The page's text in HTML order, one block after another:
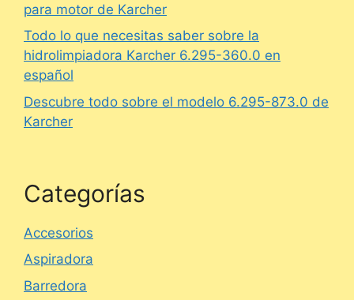
para motor de Karcher
Todo lo que necesitas saber sobre la
hidrolimpiadora Karcher 6.295-360.0 en
español
Descubre todo sobre el modelo 6.295-873.0 de
Karcher
Categorías
Accesorios
Aspiradora
Barredora